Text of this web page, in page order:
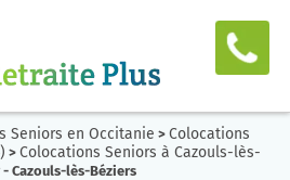
Seniors en Occitanie > Colocations
> Colocations Seniors à Cazouls-lès-
Cazouls-lès-Béziers